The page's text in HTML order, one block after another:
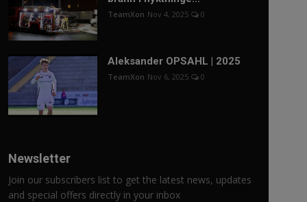
TeamXon Nov 4, 2025 0
Aleksander OPSAHL | 2025
TeamXon Nov 6, 2025 0
Newsletter
Join our subscribers list to get the latest news, updates
and special offers directly in your inbox